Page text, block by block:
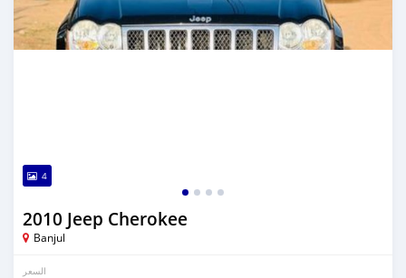
4
2010 Jeep Cherokee
Banjul
السعر